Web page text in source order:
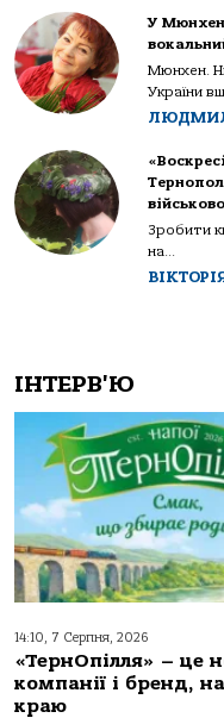
У
Мюнхен.
України
Зробити
на...
ІНТЕРВ'Ю
14:10, 7 Серпня, 2026
«ТернОпілля» – це
компанії і бренд,
краю